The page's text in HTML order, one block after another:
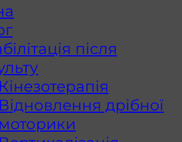
після
Кінезотерапія
Відновлення дрібної
моторики